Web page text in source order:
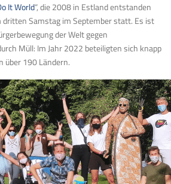
It World“, die 2008 in Estland entstanden
Samstag im September statt. Es ist
der Welt gegen
Müll: Im Jahr 2022 beteiligten sich knapp
über 190 Ländern.